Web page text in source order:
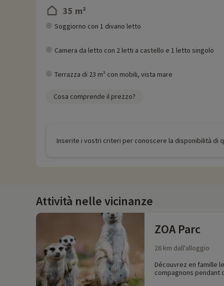
35 m²
Soggiorno con 1 divano letto
Camera da letto con 2 letti a castello e 1 letto singolo
Terrazza di 23 m² con mobili, vista mare
Cosa comprende il prezzo?
Inserite i vostri criteri per conoscere la disponibilità di
Attività nelle vicinanze
ZOA Parc
26 km dall'alloggio
Découvrez en famille
compagnons pendant